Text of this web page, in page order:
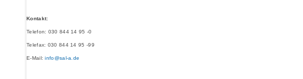
Kontakt:
Telefon: 030 844 14 95 -0
Telefax: 030 844 14 95 -99
E-Mail:info@sal-a.de